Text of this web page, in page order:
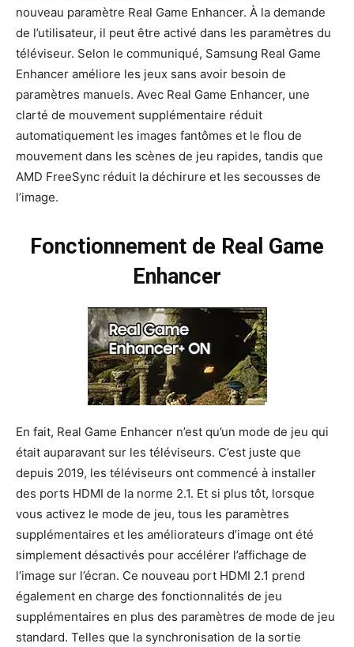
nouveau paramètre Real Game Enhancer. À la demande
de l’utilisateur, il peut être activé dans les paramètres du
téléviseur. Selon le communiqué, Samsung Real Game
Enhancer améliore les jeux sans avoir besoin de
paramètres manuels. Avec Real Game Enhancer, une
clarté de mouvement supplémentaire réduit
automatiquement les images fantômes et le flou de
mouvement dans les scènes de jeu rapides, tandis que
AMD FreeSync réduit la déchirure et les secousses de
l’image.
Fonctionnement de Real Game
Enhancer
En fait, Real Game Enhancer n’est qu’un mode de jeu qui
était auparavant sur les téléviseurs. C’est juste que
depuis 2019, les téléviseurs ont commencé à installer
des ports HDMI de la norme 2.1. Et si plus tôt, lorsque
vous activez le mode de jeu, tous les paramètres
supplémentaires et les améliorateurs d’image ont été
simplement désactivés pour accélérer l’affichage de
l’image sur l’écran. Ce nouveau port HDMI 2.1 prend
également en charge des fonctionnalités de jeu
supplémentaires en plus des paramètres de mode de jeu
standard. Telles que la synchronisation de la sortie